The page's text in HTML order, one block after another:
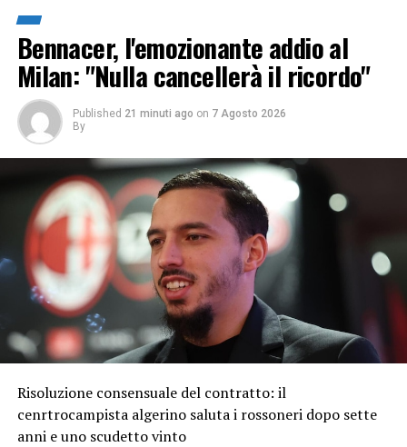
Bennacer, l'emozionante addio al
Milan: "Nulla cancellerà il ricordo"
Published 21 minuti ago on 7 Agosto 2026
By
Risoluzione consensuale del contratto: il
cenrtrocampista algerino saluta i rossoneri dopo sette
anni e uno scudetto vinto